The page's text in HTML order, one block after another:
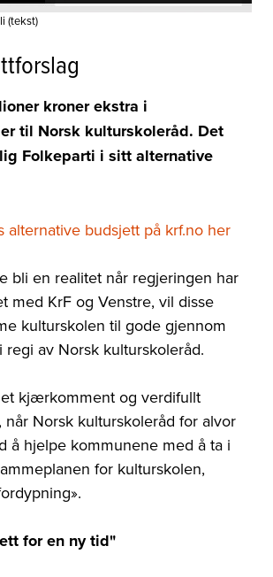
(tekst)
kroner ekstra i
til Norsk kulturskoleråd. Det
Folkeparti i sitt alternative
alternative budsjett på krf.no her
bli en realitet når regjeringen har
med KrF og Venstre, vil disse
kulturskolen til gode gjennom
regi av Norsk kulturskoleråd.
kjærkomment og verdifullt
når Norsk kulturskoleråd for alvor
å hjelpe kommunene med å ta i
for kulturskolen,
for en ny tid"